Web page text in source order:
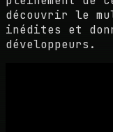
découvrir le
inédites et
développeurs.